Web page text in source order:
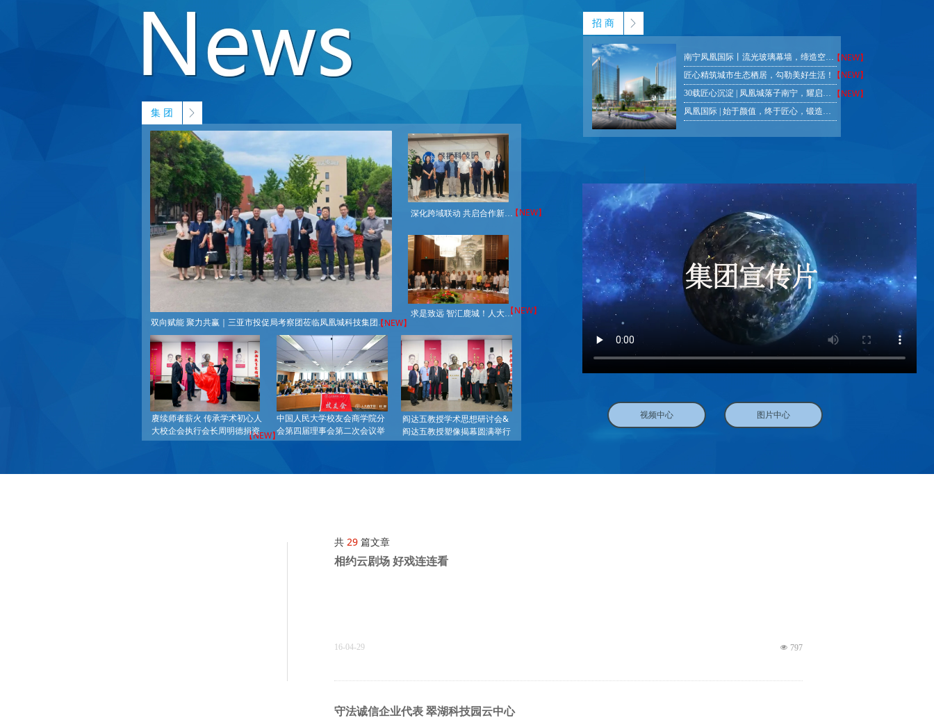
双向赋能 聚力共赢｜三亚市投促局考察团莅临凤凰城科技集团考察交流
【NEW】
深化跨域联动 共启合作新篇｜三亚市海棠区考察团莅临凤凰城科技集团考察交流 【NEW】
赓续师者薪火 传承学术初心人
大校企会执行会长周明德捐资
设立阎达五教授塑像
【NEW】
中国人民大学校友会商学院分
会第四届理事会第二次会议举
行
阎达五教授学术思想研讨会&
阎达五教授塑像揭幕圆满举行
求是致远 智汇鹿城！人大校友企业家齐聚三亚，共绘自贸港合作新蓝图【NEW】
集 团 ꁕ
南宁凤凰国际丨流光玻璃幕墙，缔造空间之美
匠心精筑城市生态栖居，勾勒美好生活！
30载匠心沉淀 | 凤凰城落子南宁，耀启城市荣光！
凤凰国际 | 始于颜值，终于匠心，锻造城市时代封面
【NEW】
【NEW】
【NEW】
招 商 ꁕ
视频中心 图片中心
共 29 篇文章
相约云剧场 好戏连连看
넶 797
16-04-29
守法诚信企业代表 翠湖科技园云中心